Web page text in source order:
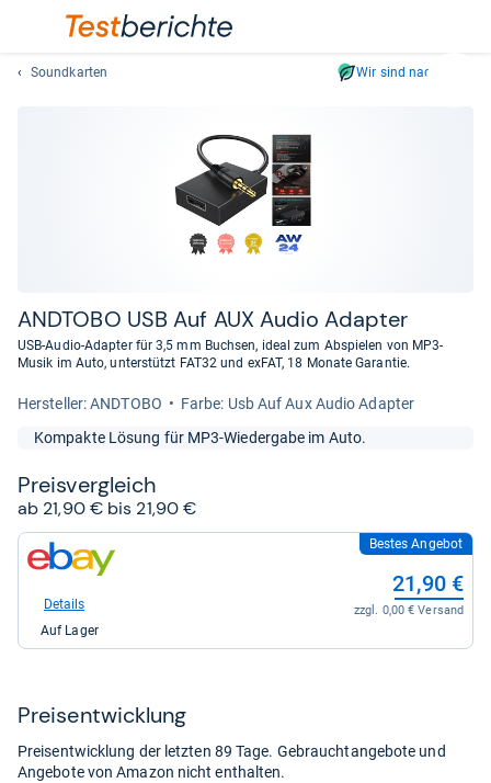
und
Soundkarten Wir sind nachhaltig
AND­TOBO USB Auf AUX Audio Adap­ter
USB-Audio-Adapter für 3,5 mm Buchsen, ideal zum Abspielen von MP3-
Musik im Auto, unterstützt FAT32 und exFAT, 18 Monate Garantie.
Her­stel­ler: ANDTOBO
Farbe: Usb Auf Aux Audio Adapter
Kompakte Lösung für MP3-Wiedergabe im Auto.
Preis­ver­gleich
ab 21,90 € bis 21,90 €
zum
Shop:
eBay
21,90
Bestes Angebot
21,90 €
zzgl. 0,00 € Versand
Details
Auf Lager
Preis­ent­wick­lung
Preisentwicklung der letzten 89 Tage. Gebrauchtangebote und
Angebote von Amazon nicht enthalten.